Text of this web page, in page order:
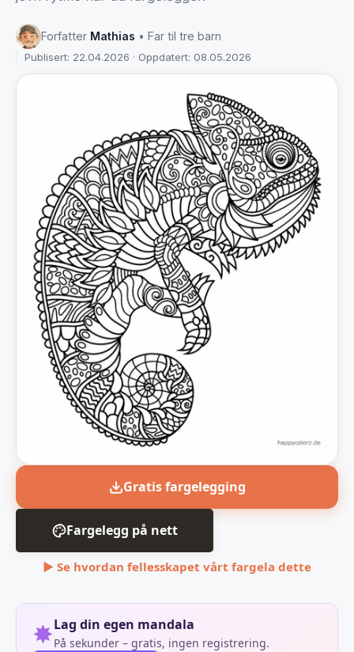
Forfatter Mathias • Far til tre barn
Publisert: 22.04.2026 · Oppdatert: 08.05.2026
Gratis fargelegging
Fargelegg på nett
▶ Se hvordan fellesskapet vårt fargela dette
✸Lag din egen mandala
På sekunder – gratis, ingen registrering.